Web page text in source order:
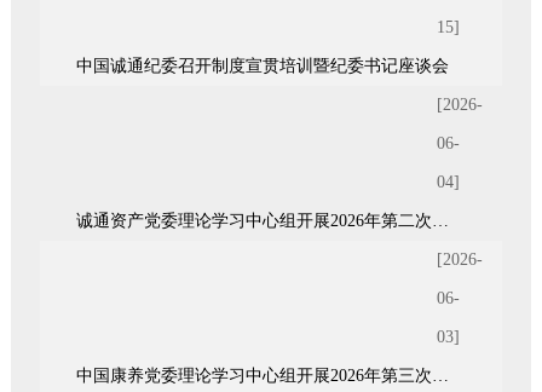
15]
中国诚通纪委召开制度宣贯培训暨纪委书记座谈会
[2026-
06-
04]
诚通资产党委理论学习中心组开展2026年第二次集体（扩大）学习
[2026-
06-
03]
中国康养党委理论学习中心组开展2026年第三次集体学习暨树立和践行正确政绩观学习教育第二期读书...